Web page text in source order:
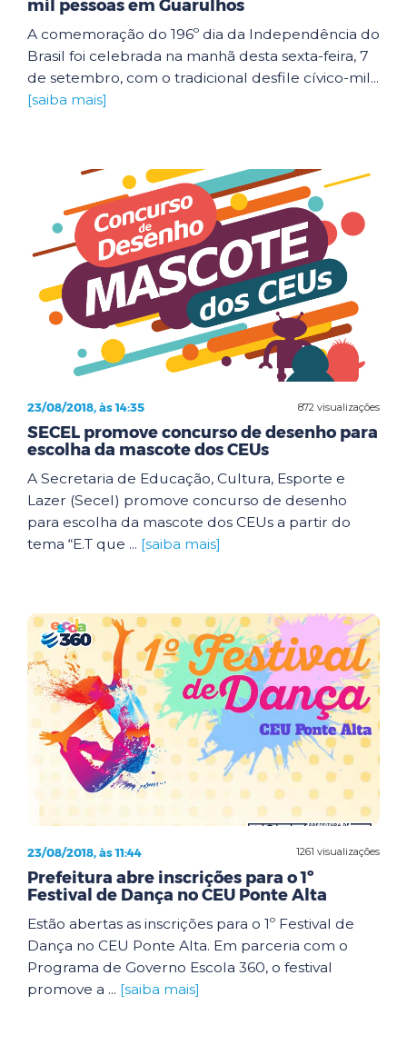
mil pessoas em Guarulhos
A comemoração do 196º dia da Independência do
Brasil foi celebrada na manhã desta sexta-feira, 7
de setembro, com o tradicional desfile cívico-mil...
[saiba mais]
872 visualizações
23/08/2018, às 14:35
SECEL promove concurso de desenho para
escolha da mascote dos CEUs
A Secretaria de Educação, Cultura, Esporte e
Lazer (Secel) promove concurso de desenho
para escolha da mascote dos CEUs a partir do
tema “E.T que ... [saiba mais]
1261 visualizações
23/08/2018, às 11:44
Prefeitura abre inscrições para o 1º
Festival de Dança no CEU Ponte Alta
Estão abertas as inscrições para o 1º Festival de
Dança no CEU Ponte Alta. Em parceria com o
Programa de Governo Escola 360, o festival
promove a ... [saiba mais]